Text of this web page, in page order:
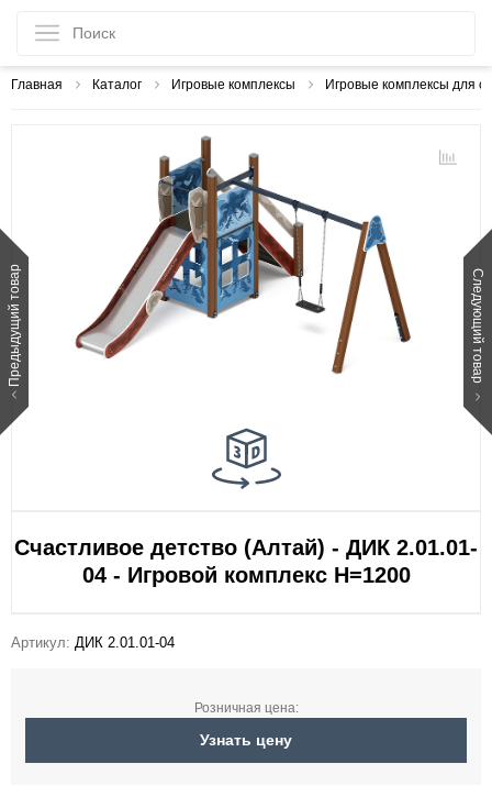
Главная Каталог Игровые комплексы Игровые комплексы для
Предыдущий товар Следующий товар
Счастливое детство (Алтай) - ДИК 2.01.01-
04 - Игровой комплекс H=1200
Артикул: ДИК 2.01.01-04
Розничная цена:
Узнать цену